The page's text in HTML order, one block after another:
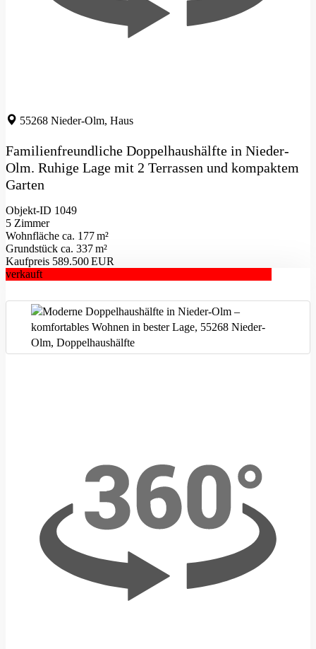
55268 Nieder-Olm, Haus
Familienfreundliche Doppelhaushälfte in Nieder-
Olm. Ruhige Lage mit 2 Terrassen und kompaktem
Garten
Objekt-ID 1049
5 Zimmer
Wohnfläche ca. 177 m²
Grund­stück ca. 337 m²
Kaufpreis 589.500 EUR
verkauft